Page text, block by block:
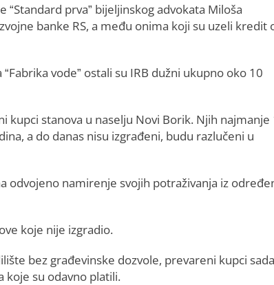
prva” bijeljinskog advokata Miloša
banke RS, a među onima koji su uzeli kredit
vode” ostali su IRB dužni ukupno oko 10
stanova u naselju Novi Borik. Njih najmanje
a do danas nisu izgrađeni, budu razlučeni u
odvojeno namirenje svojih potraživanja iz
koje nije izgradio.
bez građevinske dozvole, prevareni kupci sada
koje su odavno platili.